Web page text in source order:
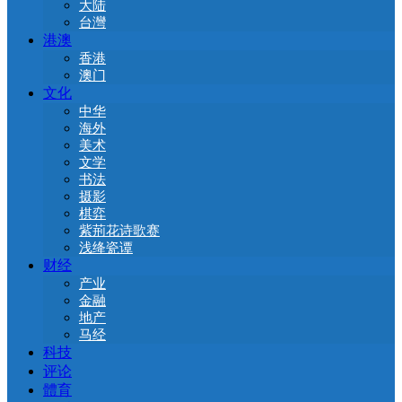
大陆
台灣
港澳
香港
澳门
文化
中华
海外
美术
文学
书法
摄影
棋弈
紫荊花诗歌赛
浅绛瓷谭
财经
产业
金融
地产
马经
科技
评论
體育